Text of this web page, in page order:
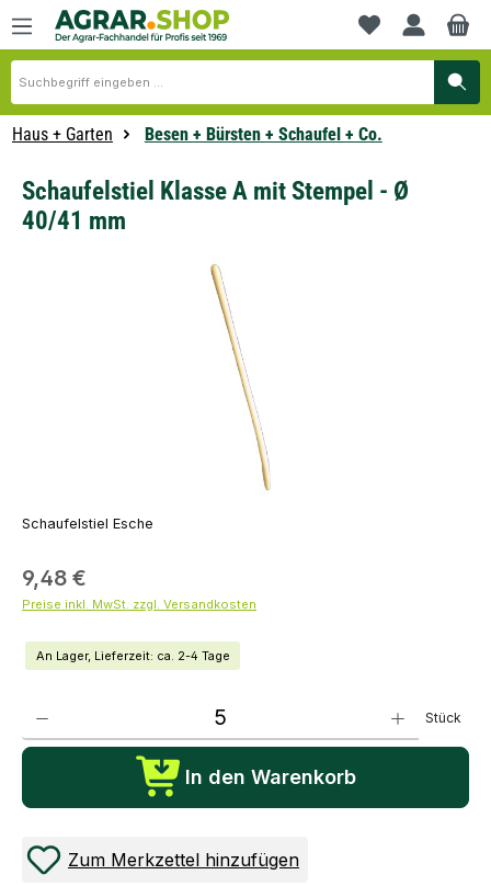
springen
Du hast 0
Haus + Garten Besen + Bürsten + Schaufel + Co.
Schaufelstiel Klasse A mit Stempel - Ø
40/41 mm
Schaufelstiel Esche
9,48 €
Preise inkl. MwSt. zzgl. Versandkosten
An Lager, Lieferzeit: ca. 2-4 Tage
Stück
In den Warenkorb
Zum Merkzettel hinzufügen